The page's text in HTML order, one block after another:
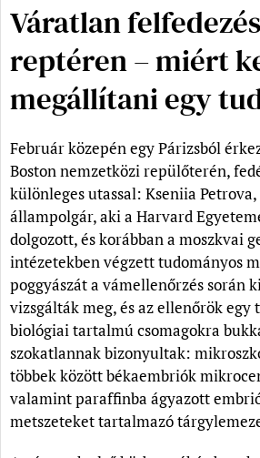
Váratlan
reptéren – miért
megállítani egy
Február közepén egy Párizsból
Boston nemzetközi repülőterén,
különleges utassal: Kseniia Petrova,
állampolgár, aki a Harvard
dolgozott, és korábban a moszkvai
intézetekben végzett tudományos
poggyászát a vámellenőrzés során
vizsgálták meg, és az ellenőrök egy
biológiai tartalmú csomagokra
szokatlannak bizonyultak:
többek között békaembriók
valamint paraffinba ágyazott
metszeteket tartalmazó